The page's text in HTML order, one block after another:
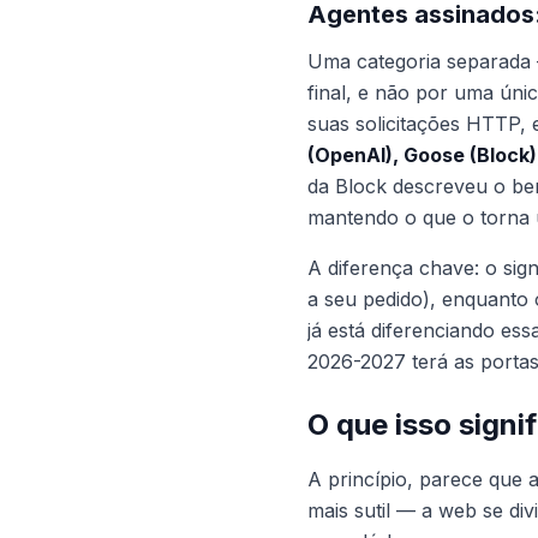
Agentes
Uma categoria
final, e não por uma
suas solicitações
(OpenAI), Goose
da Block descreveu o
mantendo o que o torna
A diferença chave: o
a seu pedido),
já está diferenciando
2026-2027 terá as
O que isso
A princípio, parece que
mais sutil — a web se